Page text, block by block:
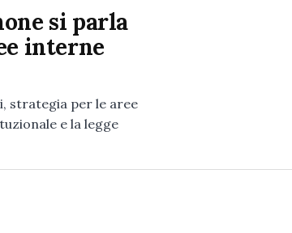
si parla
interne
strategia per le aree
e la legge